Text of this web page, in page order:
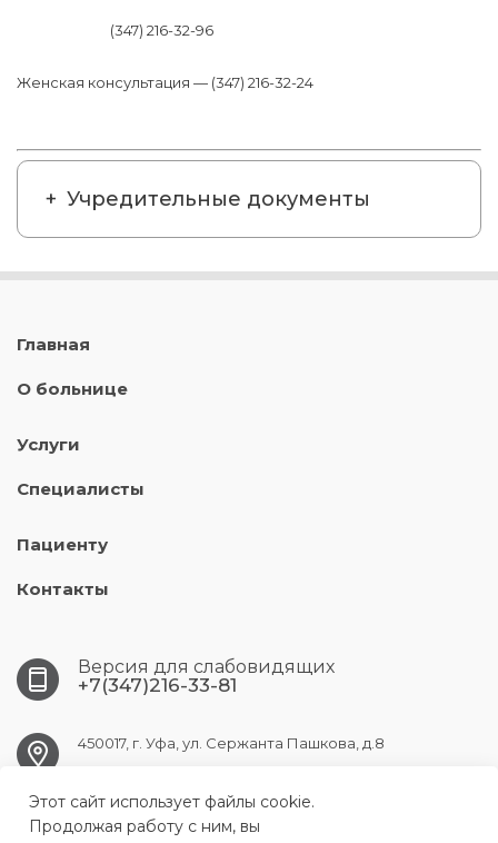
(347) 216-32-96
Женская консультация — (347) 216-32-24
Учредительные документы
Главная
О больнице
Услуги
Специалисты
Пациенту
Контакты
Версия для слабовидящих
+7(347)216-33-81
450017, г. Уфа, ул. Сержанта Пашкова, д.8
ufa.gb9@doctorrb.ru
Этот сайт использует файлы cookie.
Продолжая работу с ним, вы